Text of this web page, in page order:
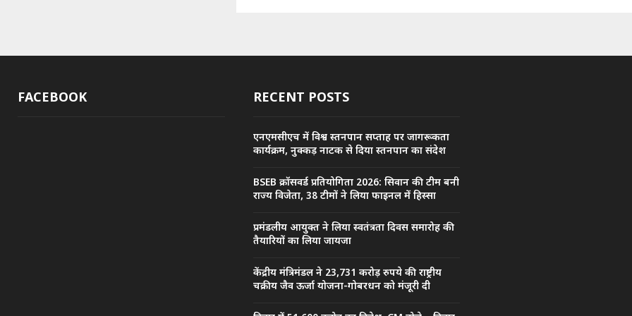
FACEBOOK RECENT POSTS
एनएमसीएच में विश्व स्तनपान सप्ताह पर जागरूकता
कार्यक्रम, नुक्कड़ नाटक से दिया स्तनपान का संदेश
BSEB क्रॉसवर्ड प्रतियोगिता 2026: सिवान की टीम बनी
राज्य विजेता, 38 टीमों ने लिया फाइनल में हिस्सा
प्रमंडलीय आयुक्त ने लिया स्वतंत्रता दिवस समारोह की
तैयारियों का लिया जायजा
केंद्रीय मंत्रिमंडल ने 23,731 करोड़ रुपये की राष्ट्रीय
चक्रीय जैव ऊर्जा योजना-गोबरधन को मंजूरी दी